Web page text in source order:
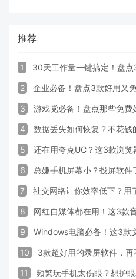
推荐
1 30天工作量一键搞定！盘点
2 企业必备！盘点3款好用又
3 游戏党必备！盘点那些免费
4 数据丢失如何恢复？不花钱
5 还在用夸克UC？这3款浏览
6 总嫌手机屏幕小？投屏软件
7 社交网络让你效率低下？用
8 网红自媒体都在用！这3款
9 Windows电脑必备！这3款
10 3款超好用的录屏软件，再
11 频繁玩手机太伤眼？想护眼